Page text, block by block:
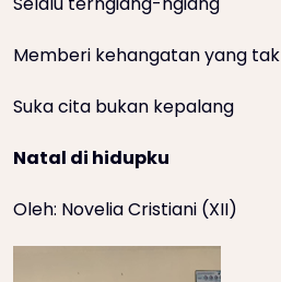
Memberi kehangatan yang
Suka cita bukan kepalang
Natal di hidupku
Oleh: Novelia Cristiani (XII)